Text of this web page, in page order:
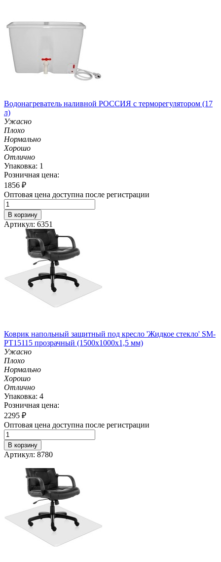
Водонагреватель наливной РОССИЯ с терморегулятором (17
л)
Ужасно
Плохо
Нормально
Хорошо
Отлично
Упаковка: 1
Розничная цена:
1856 ₽
Оптовая цена доступна после регистрации
В корзину
Артикул: 6351
Коврик напольный защитный под кресло 'Жидкое стекло' SM-
PT15115 прозрачный (1500х1000х1,5 мм)
Ужасно
Плохо
Нормально
Хорошо
Отлично
Упаковка: 4
Розничная цена:
2295 ₽
Оптовая цена доступна после регистрации
В корзину
Артикул: 8780